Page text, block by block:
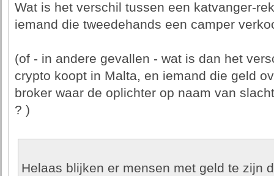
Wat is het verschil tussen een katvanger-
iemand die tweedehands een camper
(of - in andere gevallen - wat is dan het
crypto koopt in Malta, en iemand die geld
broker waar de oplichter op naam van
? )
Helaas blijken er mensen met geld te zijn